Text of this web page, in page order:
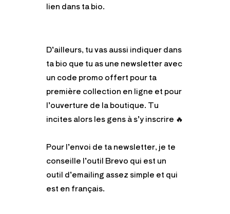
lien dans ta bio.
D’ailleurs, tu vas aussi indiquer dans
ta bio que tu as une newsletter avec
un code promo offert pour ta
première collection en ligne et pour
l’ouverture de la boutique. Tu
incites alors les gens à s’y inscrire 🔥
Pour l’envoi de ta newsletter, je te
conseille l’outil Brevo qui est un
outil d’emailing assez simple et qui
est en français.